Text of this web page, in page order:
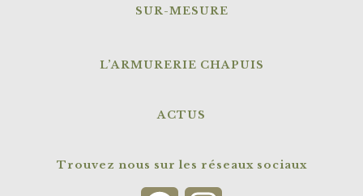
SUR-MESURE
L’ARMURERIE CHAPUIS
ACTUS
Trouvez nous sur les réseaux sociaux